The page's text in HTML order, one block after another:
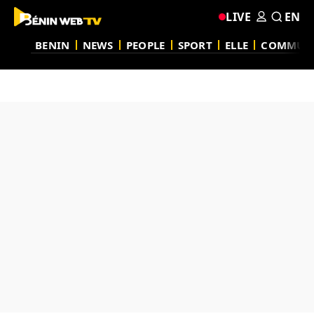
BENIN NEWS PEOPLE SPORT ELLE
LIVE EN